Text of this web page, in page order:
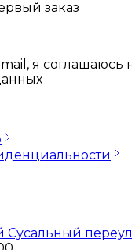
заказ
я соглашаюсь